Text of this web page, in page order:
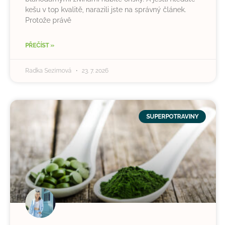
kešu v top kvalitě, narazili jste na správný článek.
Protože právě
PŘEČÍST »
Radka Sezimová 23. 7. 2026
SUPERPOTRAVINY